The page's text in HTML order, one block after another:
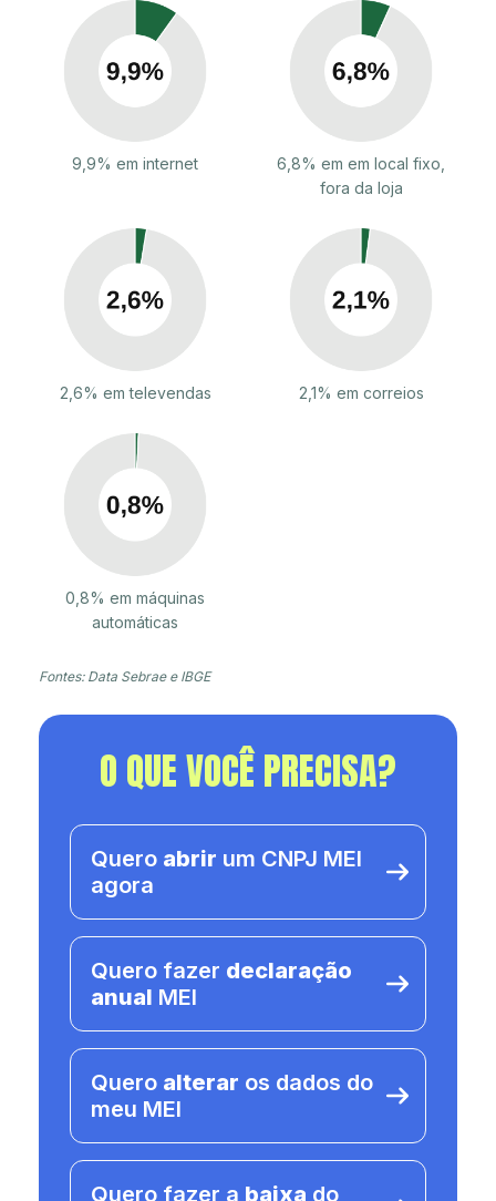
9,9% em internet
6,8% em em local fixo,
fora da loja
2,6% em televendas 2,1% em correios
0,8% em máquinas
automáticas
Fontes: Data Sebrae e IBGE
O QUE VOCÊ PRECISA?
Quero abrir um CNPJ MEI
agora
Quero fazer declaração
anual MEI
Quero alterar os dados do
meu MEI
Quero fazer a baixa do